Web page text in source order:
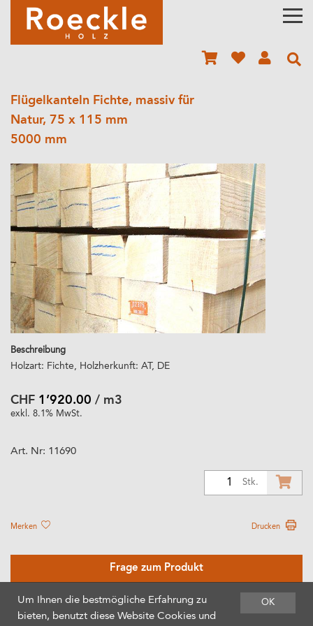
Flügelkanteln Fichte, massiv für
Natur, 75 x 115 mm
5000 mm
Beschreibung
Holzart: Fichte, Holzherkunft: AT, DE
CHF 1’920.00 / m3
exkl. 8.1% MwSt.
Art. Nr: 11690
Stk.
Merken Drucken
Frage zum Produkt
OK
Um Ihnen die bestmögliche Erfahrung zu
bieten, benutzt diese Website Cookies und